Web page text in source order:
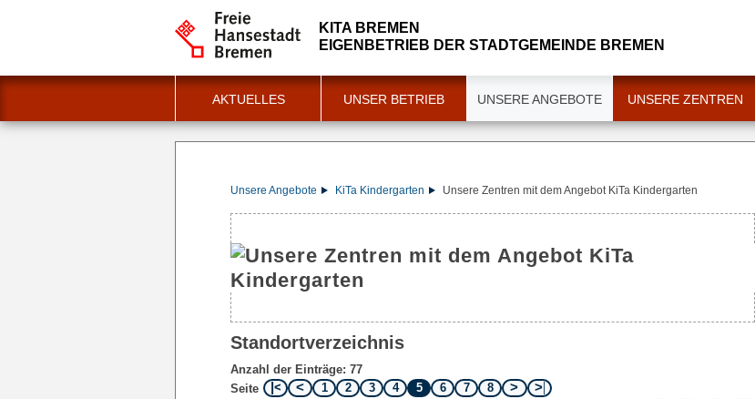
KITA BREMEN
EIGENBETRIEB DER STADTGEMEINDE BREMEN
AKTUELLES UNSER BETRIEB UNSERE ANGEBOTE UNSERE ZENTREN
Unsere Angebote KiTa Kindergarten Unsere Zentren mit dem Angebot KiTa Kindergarten
Standortverzeichnis
Anzahl der Einträge: 77
Seite
1 2 3 4 5 6 7
8